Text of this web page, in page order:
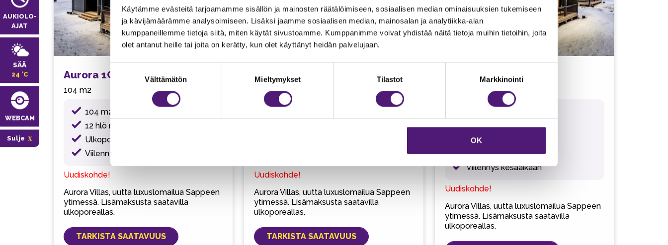
Käytämme evästeitä tarjoamamme sisällön ja mainosten räätälöimiseen, sosiaalisen median ominaisuuksien tukemiseen
ja kävijämäärämme analysoimiseen. Lisäksi jaamme sosiaalisen median, mainosalan ja analytiikka-alan
kumppaneillemme tietoja siitä, miten käytät sivustoamme. Kumppanimme voivat yhdistää näitä tietoja muihin tietoihin, joita
olet antanut heille tai joita on kerätty, kun olet käyttänyt heidän palvelujaan.
valinta
Välttämätön Mieltymykset Tilastot Markkinointi
OK
AUKIOLO­
AJAT
SÄÄ
24 °C
WEBCAM
Sulje
Aurora 1C
104 m2
104 m2
12 hlö max (8 + 4)
Ulkoporeallas
Viilennys kesäaikaan
Uudiskohde!
Aurora Villas, uutta luxuslomailua Sappeen
ytimessä. Lisämaksusta saatavilla
ulkoporeallas.
TARKISTA SAATAVUUS
Aurora 1D
104 m2
Uudiskohde!
Aurora Villas, uutta luxuslomailua Sappeen
ytimessä. Lisämaksusta saatavilla
ulkoporeallas.
TARKISTA SAATAVUUS
Aurora 1E
12 hlö max (8 + 4)
Lemmikit sallittu
Ulkoporeallas
Viilennys kesäaikaan
Uudiskohde!
Aurora Villas, uutta luxuslomailua Sappeen
ytimessä. Lisämaksusta saatavilla
ulkoporeallas.